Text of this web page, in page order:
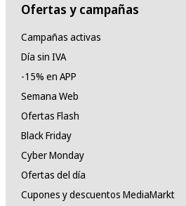
Ofertas y campañas
Campañas activas
Día sin IVA
-15% en APP
Semana Web
Ofertas Flash
Black Friday
Cyber Monday
Ofertas del día
Cupones y descuentos MediaMarkt